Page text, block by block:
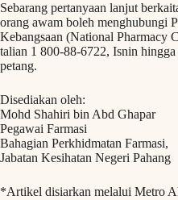
Sebarang pertanyaan lanjut
orang awam boleh menghubungi
Kebangsaan (National Pharmacy
talian 1 800-88-6722, Isnin
petang.
Disediakan oleh:
Mohd Shahiri bin Abd Ghapar
Pegawai Farmasi
Bahagian Perkhidmatan Farmasi,
Jabatan Kesihatan Negeri Pahang
*Artikel disiarkan melalui Metro